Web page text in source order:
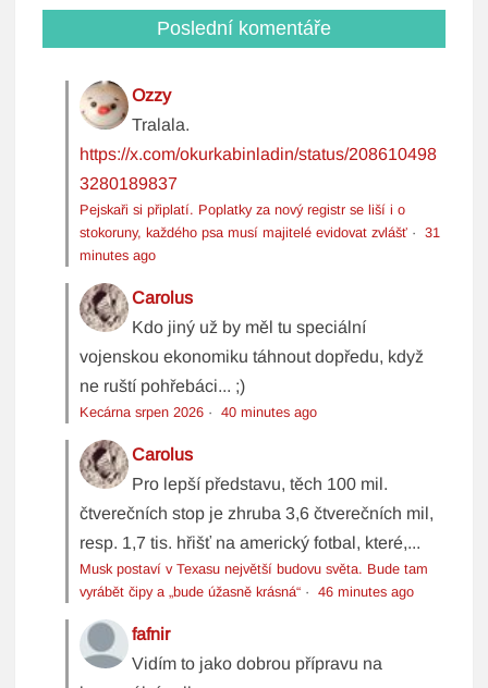
Poslední komentáře
Ozzy
Tralala.
https://x.com/okurkabinladin/status/208610498
3280189837
Pejskaři si připlatí. Poplatky za nový registr se liší i o
stokoruny, každého psa musí majitelé evidovat zvlášť ·31
minutes ago
Carolus
Kdo jiný už by měl tu speciální
vojenskou ekonomiku táhnout dopředu, když
ne ruští pohřebáci... ;)
Kecárna srpen 2026 ·40 minutes ago
Carolus
Pro lepší představu, těch 100 mil.
čtverečních stop je zhruba 3,6 čtverečních mil,
resp. 1,7 tis. hřišť na americký fotbal, které,...
Musk postaví v Texasu největší budovu světa. Bude tam
vyrábět čipy a „bude úžasně krásná“ ·46 minutes ago
fafnir
Vidím to jako dobrou přípravu na